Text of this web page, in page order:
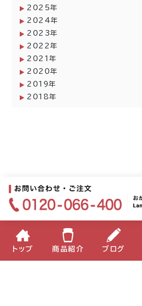
2025年
2024年
2023年
2022年
2021年
2020年
2019年
2018年
トップ 商品紹介 ブログ